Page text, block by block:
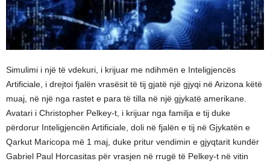
Simulimi i një të vdekuri, i krijuar me ndihmën e Inteligjencës
Artificiale, i drejtoi fjalën vrasësit të tij gjatë një gjyqi në Arizona këtë
muaj, në një nga rastet e para të tilla në një gjykatë amerikane.
Avatari i Christopher Pelkey-t, i krijuar nga familja e tij duke
përdorur Inteligjencën Artificiale, doli në fjalën e tij në Gjykatën e
Qarkut Maricopa më 1 maj, duke pritur vendimin e gjyqtarit kundër
Gabriel Paul Horcasitas për vrasjen në rrugë të Pelkey-t në vitin